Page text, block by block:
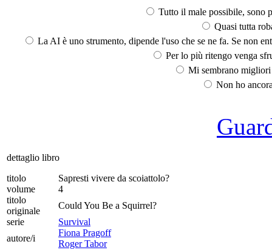
Tutto il male possibile, sono
Quasi tutta
La AI è uno strumento, dipende l'uso che se ne fa. Se non
Per lo più ritengo venga
Mi sembrano
Non ho
dettaglio libro
titolo
Sapresti vivere da scoiattolo?
volume
4
titolo
originale
Could You Be a Squirrel?
serie
Survival
autore/i
Fiona Pragoff
Roger Tabor